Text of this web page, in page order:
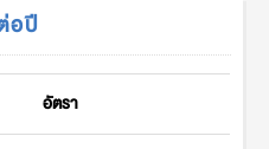
อปี
อัตรา